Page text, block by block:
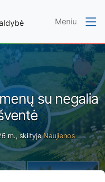
Meniu
su negalia
m., skiltyjeNaujienos